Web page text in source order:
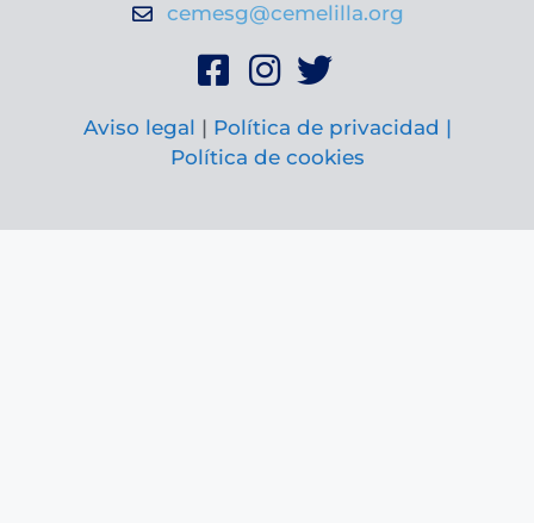
cemesg@cemelilla.org
Aviso legal | Política de privacidad |
Política de cookies